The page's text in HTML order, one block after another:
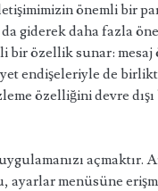
önemli bir
giderek daha fazla
bir özellik sunar:
endişeleriyle de
özelliğini devre dışı
açmaktır.
ayarlar menüsüne